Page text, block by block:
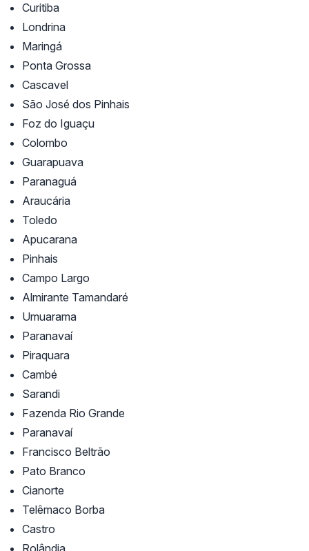
Curitiba
Londrina
Maringá
Ponta Grossa
Cascavel
São José dos Pinhais
Foz do Iguaçu
Colombo
Guarapuava
Paranaguá
Araucária
Toledo
Apucarana
Pinhais
Campo Largo
Almirante Tamandaré
Umuarama
Paranavaí
Piraquara
Cambé
Sarandi
Fazenda Rio Grande
Paranavaí
Francisco Beltrão
Pato Branco
Cianorte
Telêmaco Borba
Castro